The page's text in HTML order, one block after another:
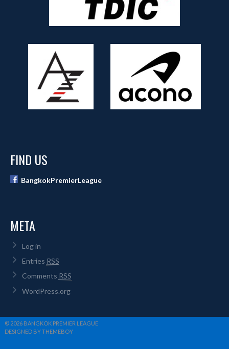
FIND US
BangkokPremierLeague
META
Log in
Entries RSS
Comments RSS
WordPress.org
© 2026 BANGKOK PREMIER LEAGUE
DESIGNED BY THEMEBOY